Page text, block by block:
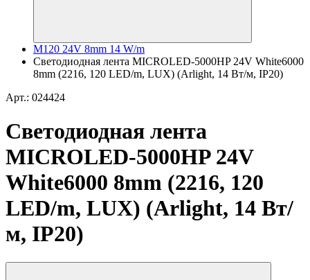
M120 24V 8mm 14 W/m
Светодиодная лента MICROLED-5000HP 24V White6000
8mm (2216, 120 LED/m, LUX) (Arlight, 14 Вт/м, IP20)
Арт.: 024424
Светодиодная лента
MICROLED-5000HP 24V
White6000 8mm (2216, 120
LED/m, LUX) (Arlight, 14 Вт/
м, IP20)